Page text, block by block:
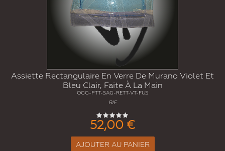
Assiette Rectangulaire En Verre De Murano Violet Et
Bleu Clair, Faite À La Main
OGG-PTT-SAG-RETT-VT-FUS
RIF
52,00 €
AJOUTER AU PANIER